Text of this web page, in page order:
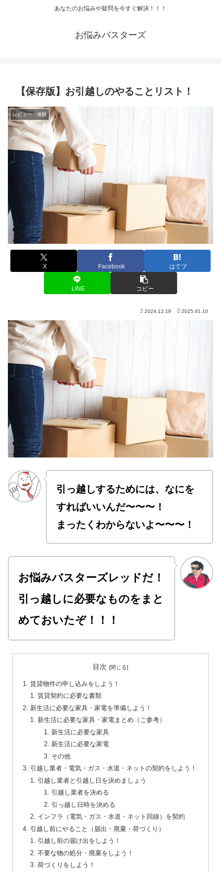
あなたのお悩みや疑問を今すぐ解決！！！
お悩みバスターズ
【保存版】お引越しのやることリスト！
レビュー・体験
X Facebook はてブ
LINE コピー
2024.12.19 2025.01.10
引っ越しするためには、なにを
すればいいんだ〜〜〜！
まったくわからないよ〜〜〜！
お悩みバスターズレッドだ！
引っ越しに必要なものをまと
めておいたぞ！！！
目次
賃貸物件の申し込みをしよう！
賃貸契約に必要な書類
新生活に必要な家具・家電を準備しよう！
新生活に必要な家具・家電まとめ（ご参考）
新生活に必要な家具
新生活に必要な家電
その他
引越し業者・電気・ガス・水道・ネットの契約をしよう！
引越し業者と引越し日を決めましょう
引越し業者を決める
引っ越し日時を決める
インフラ（電気・ガス・水道・ネット回線）を契約
引越し前にやること（届出・廃棄・荷づくり）
引越し前の届け出をしよう！
不要な物の処分・廃棄をしよう！
荷づくりをしよう！